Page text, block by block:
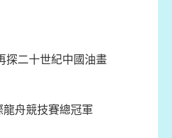
探二十世紀中國油畫
舟競技賽總冠軍